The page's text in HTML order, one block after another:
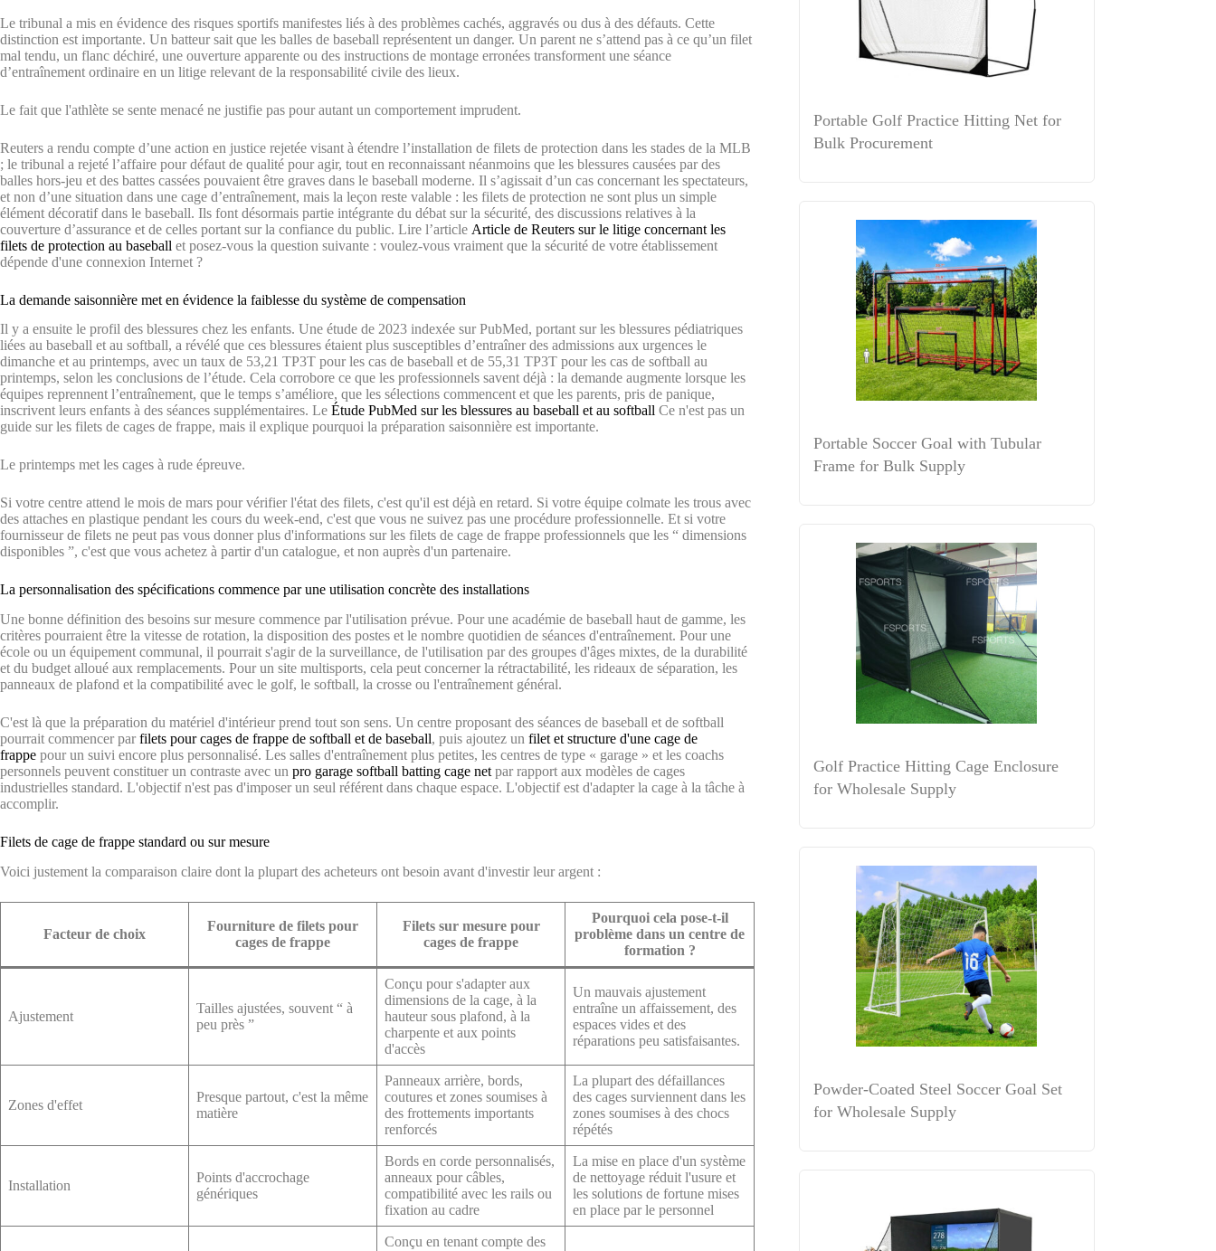
Le tribunal a mis en évidence des risques sportifs manifestes liés à des problèmes cachés, aggravés ou dus à des défauts. Cette
distinction est importante. Un batteur sait que les balles de baseball représentent un danger. Un parent ne s’attend pas à ce qu’un filet
mal tendu, un flanc déchiré, une ouverture apparente ou des instructions de montage erronées transforment une séance
d’entraînement ordinaire en un litige relevant de la responsabilité civile des lieux.
Le fait que l'athlète se sente menacé ne justifie pas pour autant un comportement imprudent.
Reuters a rendu compte d’une action en justice rejetée visant à étendre l’installation de filets de protection dans les stades de la MLB
; le tribunal a rejeté l’affaire pour défaut de qualité pour agir, tout en reconnaissant néanmoins que les blessures causées par des
balles hors-jeu et des battes cassées pouvaient être graves dans le baseball moderne. Il s’agissait d’un cas concernant les spectateurs,
et non d’une situation dans une cage d’entraînement, mais la leçon reste valable : les filets de protection ne sont plus un simple
élément décoratif dans le baseball. Ils font désormais partie intégrante du débat sur la sécurité, des discussions relatives à la
couverture d’assurance et de celles portant sur la confiance du public. Lire l’article Article de Reuters sur le litige concernant les
filets de protection au baseball et posez-vous la question suivante : voulez-vous vraiment que la sécurité de votre établissement
dépende d'une connexion Internet ?
La demande saisonnière met en évidence la faiblesse du système de compensation
Il y a ensuite le profil des blessures chez les enfants. Une étude de 2023 indexée sur PubMed, portant sur les blessures pédiatriques
liées au baseball et au softball, a révélé que ces blessures étaient plus susceptibles d’entraîner des admissions aux urgences le
dimanche et au printemps, avec un taux de 53,21 TP3T pour les cas de baseball et de 55,31 TP3T pour les cas de softball au
printemps, selon les conclusions de l’étude. Cela corrobore ce que les professionnels savent déjà : la demande augmente lorsque les
équipes reprennent l’entraînement, que le temps s’améliore, que les sélections commencent et que les parents, pris de panique,
inscrivent leurs enfants à des séances supplémentaires. Le Étude PubMed sur les blessures au baseball et au softball Ce n'est pas un
guide sur les filets de cages de frappe, mais il explique pourquoi la préparation saisonnière est importante.
Le printemps met les cages à rude épreuve.
Si votre centre attend le mois de mars pour vérifier l'état des filets, c'est qu'il est déjà en retard. Si votre équipe colmate les trous avec
des attaches en plastique pendant les cours du week-end, c'est que vous ne suivez pas une procédure professionnelle. Et si votre
fournisseur de filets ne peut pas vous donner plus d'informations sur les filets de cage de frappe professionnels que les “ dimensions
disponibles ”, c'est que vous achetez à partir d'un catalogue, et non auprès d'un partenaire.
La personnalisation des spécifications commence par une utilisation concrète des installations
Une bonne définition des besoins sur mesure commence par l'utilisation prévue. Pour une académie de baseball haut de gamme, les
critères pourraient être la vitesse de rotation, la disposition des postes et le nombre quotidien de séances d'entraînement. Pour une
école ou un équipement communal, il pourrait s'agir de la surveillance, de l'utilisation par des groupes d'âges mixtes, de la durabilité
et du budget alloué aux remplacements. Pour un site multisports, cela peut concerner la rétractabilité, les rideaux de séparation, les
panneaux de plafond et la compatibilité avec le golf, le softball, la crosse ou l'entraînement général.
C'est là que la préparation du matériel d'intérieur prend tout son sens. Un centre proposant des séances de baseball et de softball
pourrait commencer parfilets pour cages de frappe de softball et de baseball, puis ajoutez un filet et structure d'une cage de
frappe pour un suivi encore plus personnalisé. Les salles d'entraînement plus petites, les centres de type « garage » et les coachs
personnels peuvent constituer un contraste avec un pro garage softball batting cage net par rapport aux modèles de cages
industrielles standard. L'objectif n'est pas d'imposer un seul référent dans chaque espace. L'objectif est d'adapter la cage à la tâche à
accomplir.
Filets de cage de frappe standard ou sur mesure
Voici justement la comparaison claire dont la plupart des acheteurs ont besoin avant d'investir leur argent :
Facteur de choix
Fourniture de filets pour
cages de frappe
Filets sur mesure pour
cages de frappe
Pourquoi cela pose-t-il
problème dans un centre de
formation ?
Ajustement
Tailles ajustées, souvent “ à
peu près ”
Conçu pour s'adapter aux
dimensions de la cage, à la
hauteur sous plafond, à la
charpente et aux points
d'accès
Un mauvais ajustement
entraîne un affaissement, des
espaces vides et des
réparations peu satisfaisantes.
Zones d'effet
Presque partout, c'est la même
matière
Panneaux arrière, bords,
coutures et zones soumises à
des frottements importants
renforcés
La plupart des défaillances
des cages surviennent dans les
zones soumises à des chocs
répétés
Installation
Points d'accrochage
génériques
Bords en corde personnalisés,
anneaux pour câbles,
compatibilité avec les rails ou
fixation au cadre
La mise en place d'un système
de nettoyage réduit l'usure et
les solutions de fortune mises
en place par le personnel
Conçu en tenant compte des
Portable Golf Practice Hitting Net for
Bulk Procurement
Portable Soccer Goal with Tubular
Frame for Bulk Supply
Golf Practice Hitting Cage Enclosure
for Wholesale Supply
Powder-Coated Steel Soccer Goal Set
for Wholesale Supply